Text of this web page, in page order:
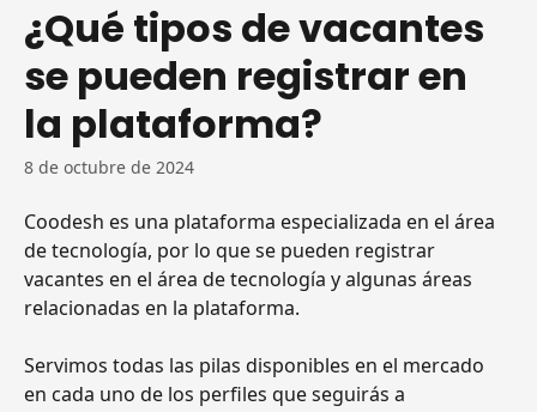
¿Qué tipos de vacantes
se pueden registrar en
la plataforma?
8 de octubre de 2024
Coodesh es una plataforma especializada en el área
de tecnología, por lo que se pueden registrar
vacantes en el área de tecnología y algunas áreas
relacionadas en la plataforma.
Servimos todas las pilas disponibles en el mercado
en cada uno de los perfiles que seguirás a